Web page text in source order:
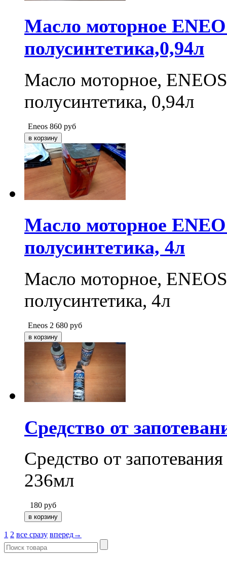
Масло моторное
полусинтетика,0,94л
Масло моторное,
полусинтетика, 0,94л
Eneos 860 руб
Масло моторное
полусинтетика, 4л
Масло моторное,
полусинтетика, 4л
Eneos 2 680 руб
Средство от
Средство от
236мл
180 руб
1 2 все сразу вперед→